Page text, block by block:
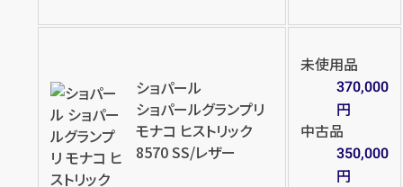
ショパール
ショパールグランプリ
モナコ ヒストリック
8570 SS/レザー
未使用品
370,000
円
中古品
350,000
円